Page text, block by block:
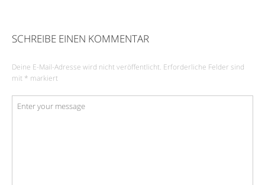
SCHREIBE EINEN KOMMENTAR
Deine E-Mail-Adresse wird nicht veröffentlicht. Erforderliche Felder sind
mit * markiert
Kommentar